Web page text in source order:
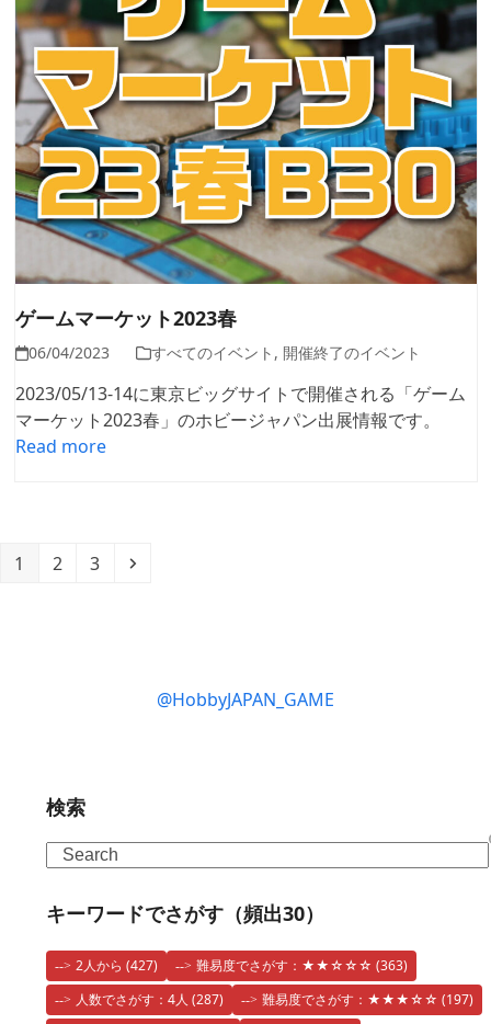
ゲームマーケット2023春
06/04/2023 すべてのイベント , 開催終了のイベント
2023/05/13-14に東京ビッグサイトで開催される「ゲーム
マーケット2023春」のホビージャパン出展情報です。
Read more
Page
1 Page
2 Page
3 Next
@HobbyJAPAN_GAME
検索
Search
キーワードでさがす（頻出30）
2人から (427) 難易度でさがす：★★☆☆☆ (363)
人数でさがす：4人(287) 難易度でさがす：★★★☆☆ (197)